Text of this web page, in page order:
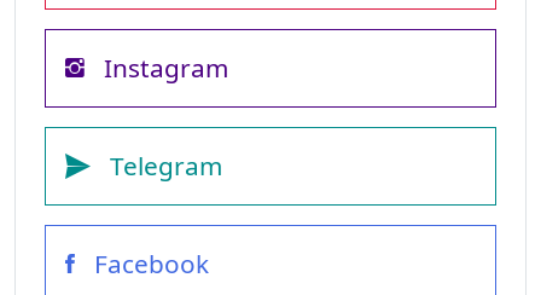
Instagram
Telegram
Facebook